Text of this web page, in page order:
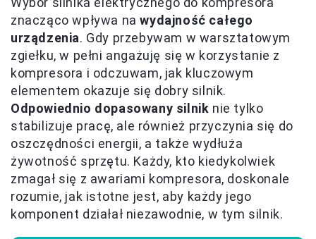
znacząco wpływa nawydajność całego
urządzenia. Gdy przebywam w warsztatowym
zgiełku, w pełni angażuję się w korzystanie z
kompresora i odczuwam, jak kluczowym
elementem okazuje się dobry silnik.
Odpowiednio dopasowany silnik nie tylko
stabilizuje pracę, ale również przyczynia się do
oszczędności energii, a także wydłuża
żywotność sprzętu. Każdy, kto kiedykolwiek
zmagał się z awariami kompresora, doskonale
rozumie, jak istotne jest, aby każdy jego
komponent działał niezawodnie, w tym silnik.